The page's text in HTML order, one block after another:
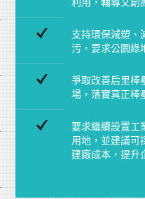
利用，輔導文創
支持環保減塑、
污，要求公園綠
爭取改善后里棒
場，落實真正棒
要求繼續設置工
用地，並建議可
建廠成本，提升